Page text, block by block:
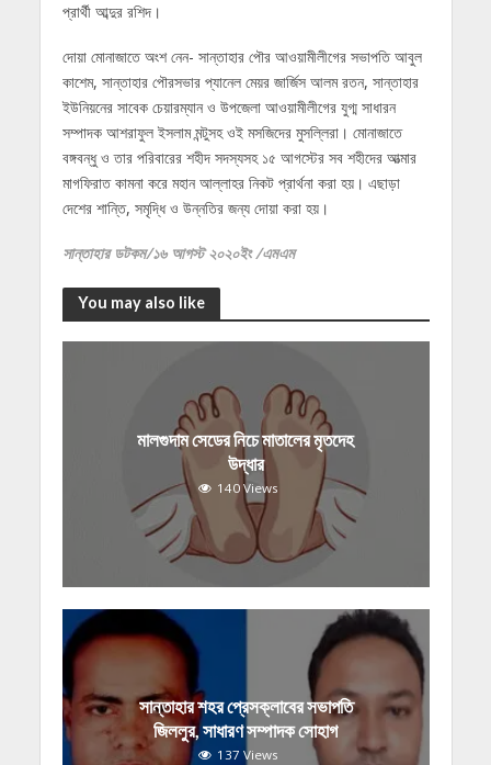
প্রার্থী আব্দুর রশিদ।
দোয়া মোনাজাতে অংশ নেন- সান্তাহার পৌর আওয়ামীলীগের সভাপতি আবুল
কাশেম, সান্তাহার পৌরসভার প্যানেল মেয়র জার্জিস আলম রতন, সান্তাহার
ইউনিয়নের সাবেক চেয়ারম্যান ও উপজেলা আওয়ামীলীগের যুগ্ম সাধারন
সম্পাদক আশরাফুল ইসলাম মন্টুসহ ওই মসজিদের মুসল্লিরা। মোনাজাতে
বঙ্গবন্ধু ও তার পরিবারের শহীদ সদস্যসহ ১৫ আগস্টের সব শহীদের আত্মার
মাগফিরাত কামনা করে মহান আল্লাহর নিকট প্রার্থনা করা হয়। এছাড়া
দেশের শান্তি, সমৃদ্ধি ও উন্নতির জন্য দোয়া করা হয়।
সান্তাহার ডটকম/১৬ আগস্ট ২০২০ইং /এমএম
You may also like
মালগুদাম সেডের নিচে মাতালের মৃতদেহ
উদ্ধার
140 Views
সান্তাহার শহর প্রেসক্লাবের সভাপতি
জিললুর, সাধারণ সম্পাদক সোহাগ
137 Views